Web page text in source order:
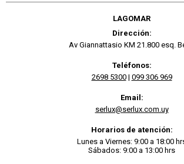
LAGOMAR
Dirección:
Av Giannattasio KM 21.800 esq.
Teléfonos:
2698 5300| 099 306 969
Email:
serlux@serlux.com.uy
Horarios de atención:
Lunes a Viernes: 9:00 a 18:00
Sábados: 9:00 a 13:00 hrs